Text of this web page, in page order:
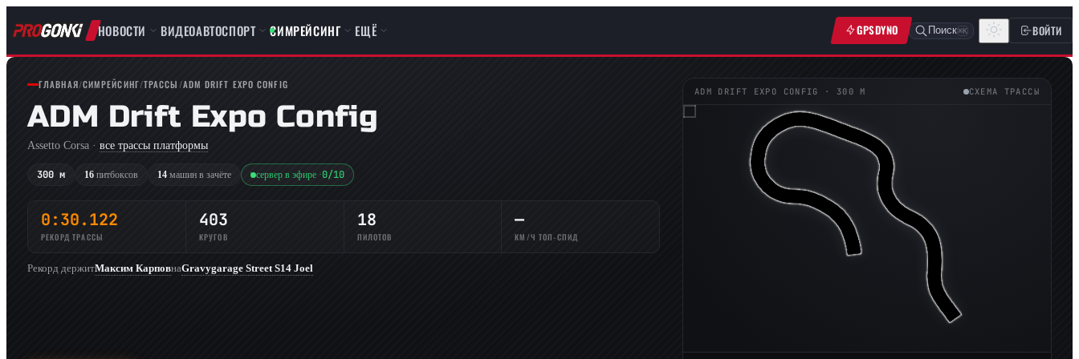
НОВОСТИ ВИДЕОАВТОСПОРТ СИМРЕЙСИНГ ЕЩЁ GPSDYNO Поиск⌘K ВОЙТИ
ГЛАВНАЯ/СИМРЕЙСИНГ/ТРАССЫ /ADM DRIFT EXPO CONFIG
ADM Drift Expo Config
Assetto Corsa · все трассы платформы
300 м 16 питбоксов 14 машин в зачёте сервер в эфире ·0/10
0:30.122
РЕКОРД ТРАССЫ
403
КРУГОВ
18
ПИЛОТОВ
—
КМ/Ч ТОП-СПИД
Рекорд держитМаксим КарповнаGravygarage Street S14 Joel
ADM DRIFT EXPO CONFIG · 300 М СХЕМА ТРАССЫ